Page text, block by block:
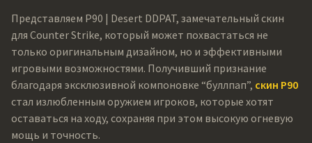
Представляем P90 | Desert DDPAT, замечательный скин
для Counter Strike, который может похвастаться не
только оригинальным дизайном, но и эффективными
игровыми возможностями. Получивший признание
благодаря эксклюзивной компоновке “буллпап”, скин P90
стал излюбленным оружием игроков, которые хотят
оставаться на ходу, сохраняя при этом высокую огневую
мощь и точность.